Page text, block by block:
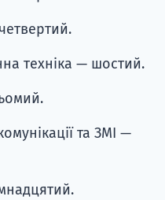
техніка — шостий.
та ЗМІ —